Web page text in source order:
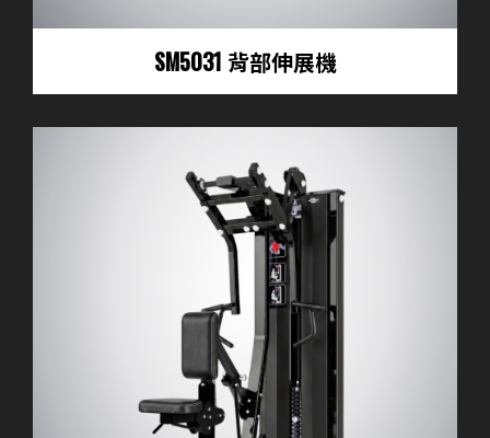
SM5031 背部伸展機